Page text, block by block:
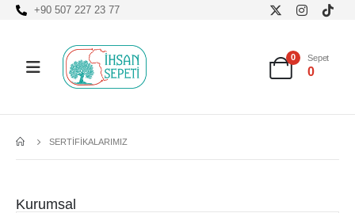
+90 507 227 23 77
0 Sepet
0
SERTIFIKALARIMIZ
Kurumsal